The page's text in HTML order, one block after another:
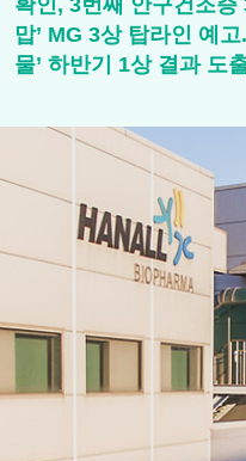
확인, 3번째 안구건조증
맙’ MG 3상 탑라인 예
물’ 하반기 1상 결과 도